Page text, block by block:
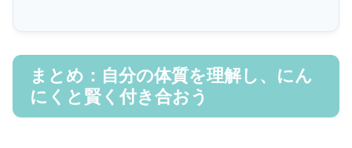
まとめ：自分の体質を理解し、にん
にくと賢く付き合おう